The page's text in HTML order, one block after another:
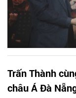
Trấn Thành
châu Á Đà